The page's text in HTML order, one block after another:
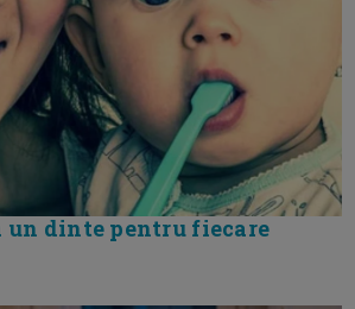
un dinte pentru fiecare